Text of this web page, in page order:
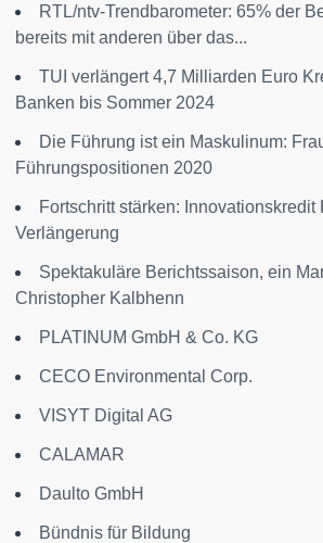
RTL/ntv-Trendbarometer: 65% der
bereits mit anderen über das...
TUI verlängert 4,7 Milliarden Euro
Banken bis Sommer 2024
Die Führung ist ein Maskulinum:
Führungspositionen 2020
Fortschritt stärken:
Verlängerung
Spektakuläre Berichtssaison, ein
Christopher Kalbhenn
PLATINUM GmbH & Co. KG
CECO Environmental Corp.
VISYT Digital AG
CALAMAR
Daulto GmbH
Bündnis für Bildung